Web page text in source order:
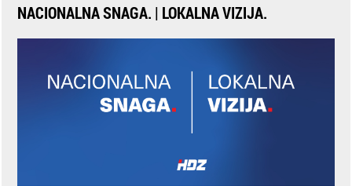
NACIONALNA SNAGA. | LOKALNA VIZIJA.